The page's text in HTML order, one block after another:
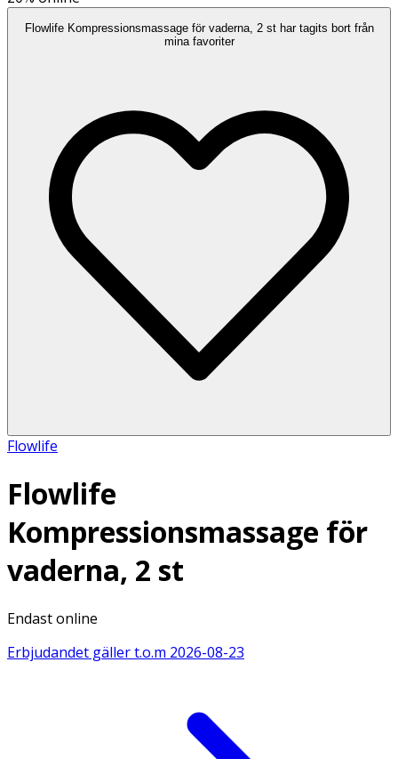
Flowlife Kompressionsmassage för vaderna, 2 st har tagits bort från
mina favoriter
Flowlife
Flowlife
Kompressionsmassage för
vaderna, 2 st
Endast online
Erbjudandet gäller t.o.m 2026-08-23